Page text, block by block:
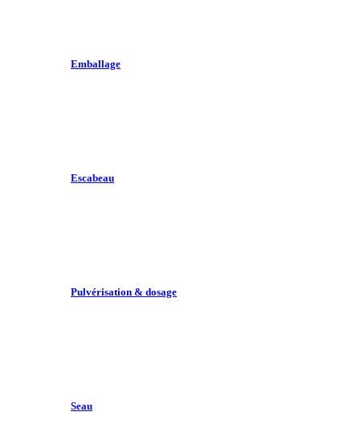
Emballage
Escabeau
Pulvérisation & dosage
Seau